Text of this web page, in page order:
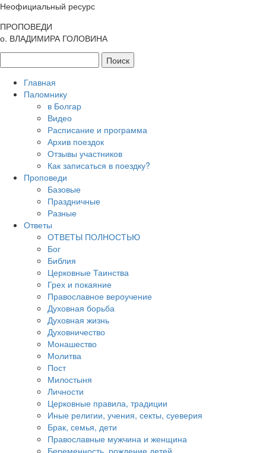
Неофициальный ресурс
ПРОПОВЕДИ
о. ВЛАДИМИРА ГОЛОВИНА
Главная
Паломнику
в Болгар
Видео
Расписание и программа
Архив поездок
Отзывы участников
Как записаться в поездку?
Проповеди
Базовые
Праздничные
Разные
Ответы
ОТВЕТЫ ПОЛНОСТЬЮ
Бог
Библия
Церковные Таинства
Грех и покаяние
Православное вероучение
Духовная борьба
Духовная жизнь
Духовничество
Монашество
Молитва
Пост
Милостыня
Личности
Церковные правила, традиции
Иные религии, учения, секты, суеверия
Брак, семья, дети
Православные мужчина и женщина
Беременность, рождение детей